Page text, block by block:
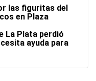
las figuritas del
en Plaza
La Plata perdió
ayuda para